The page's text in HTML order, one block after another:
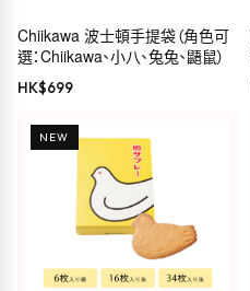
Chiikawa 波士頓手提袋（角色可
選：Chiikawa、小八、兔兔、鼯鼠）
HK$699
NEW